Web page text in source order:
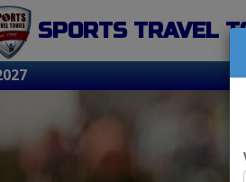
SPORTS TRAVEL